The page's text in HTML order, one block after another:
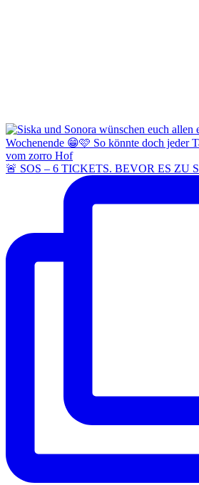
🚨 SOS – 6 TICKETS. BEVOR ES ZU